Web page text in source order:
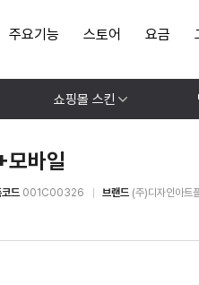
주요기능 스토어 요금
쇼핑몰 스킨
모바일
드 001C00326 브랜드 (주)디자인아트